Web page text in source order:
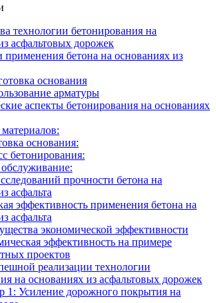
технологии бетонирования на
асфальтовых дорожек
применения бетона на основаниях из
основания
арматуры
аспекты бетонирования на основаниях
основания:
бетонирования:
прочности бетона на
асфальта
эффективность применения бетона на
асфальта
экономической эффективности
эффективность на примере
проектов
реализации технологии
на основаниях из асфальтовых дорожек
1: Усиление дорожного покрытия на